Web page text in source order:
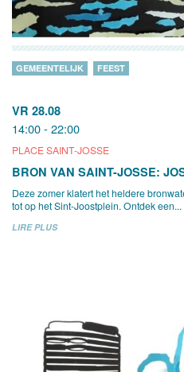
VR 28.08
14:00 - 22:00
PLACE SAINT-JOSSE
GEMEENTELIJK FEEST
BRON VAN SAINT-JOSSE:
Deze zomer klatert het heldere
tot op het Sint-Joostplein. Ontdek een...
LIRE PLUS